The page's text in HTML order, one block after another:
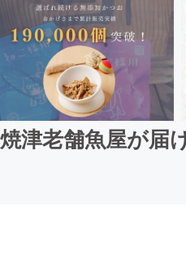
焼津老舗魚屋が